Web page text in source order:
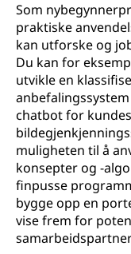
Som
praktiske
kan utforske og
Du kan for
utvikle en
chatbot for
muligheten til å
konsepter og -
finpusse
bygge opp en
vise frem for